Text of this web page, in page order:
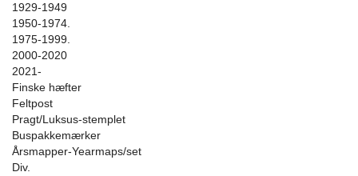
1929-1949
1950-1974.
1975-1999.
2000-2020
2021-
Finske hæfter
Feltpost
Pragt/Luksus-stemplet
Buspakkemærker
Årsmapper-Yearmaps/set
Div.